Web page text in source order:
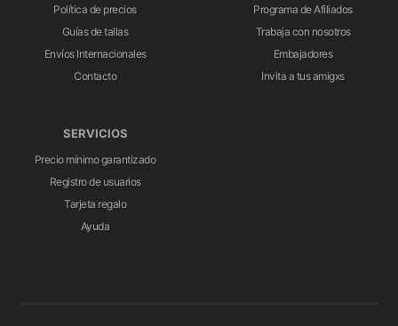
Política de precios
Guías de tallas
Envíos Internacionales
Contacto
Programa de Afiliados
Trabaja con nosotros
Embajadores
Invita a tus amigxs
SERVICIOS
Precio mínimo garantizado
Registro de usuarios
Tarjeta regalo
Ayuda